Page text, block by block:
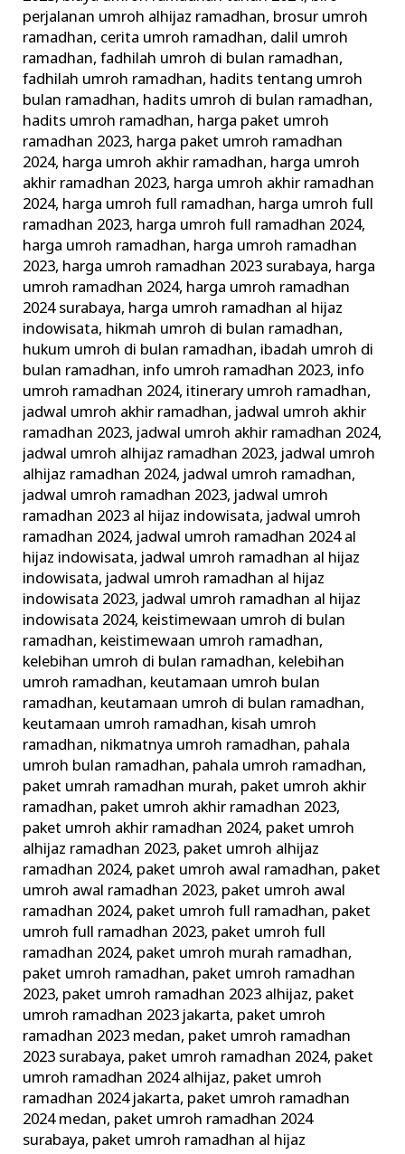
perjalanan umroh alhijaz ramadhan, brosur umroh
ramadhan, cerita umroh ramadhan, dalil umroh
ramadhan,fadhilah umroh di bulan ramadhan,
fadhilah umroh ramadhan, hadits tentang umroh
bulan ramadhan, hadits umroh di bulan ramadhan,
hadits umroh ramadhan, harga paket umroh
ramadhan 2023, harga paket umroh ramadhan
2024, harga umroh akhir ramadhan, harga umroh
akhir ramadhan 2023, harga umroh akhir ramadhan
2024, harga umroh full ramadhan, harga umroh full
ramadhan 2023, harga umroh full ramadhan 2024,
harga umroh ramadhan, harga umroh ramadhan
2023, harga umroh ramadhan 2023 surabaya, harga
umroh ramadhan 2024, harga umroh ramadhan
2024 surabaya, harga umroh ramadhan al hijaz
indowisata, hikmah umroh di bulan ramadhan,
hukum umroh di bulan ramadhan, ibadah umroh di
bulan ramadhan, info umroh ramadhan 2023, info
umroh ramadhan 2024, itinerary umroh ramadhan,
jadwal umroh akhir ramadhan, jadwal umroh akhir
ramadhan 2023, jadwal umroh akhir ramadhan 2024,
jadwal umroh alhijaz ramadhan 2023, jadwal umroh
alhijaz ramadhan 2024, jadwal umroh ramadhan,
jadwal umroh ramadhan 2023, jadwal umroh
ramadhan 2023 al hijaz indowisata, jadwal umroh
ramadhan 2024, jadwal umroh ramadhan 2024 al
hijaz indowisata, jadwal umroh ramadhan al hijaz
indowisata, jadwal umroh ramadhan al hijaz
indowisata 2023, jadwal umroh ramadhan al hijaz
indowisata 2024, keistimewaan umroh di bulan
ramadhan, keistimewaan umroh ramadhan,
kelebihan umroh di bulan ramadhan, kelebihan
umroh ramadhan, keutamaan umroh bulan
ramadhan, keutamaan umroh di bulan ramadhan,
keutamaan umroh ramadhan, kisah umroh
ramadhan, nikmatnya umroh ramadhan, pahala
umroh bulan ramadhan, pahala umroh ramadhan,
paket umrah ramadhan murah, paket umroh akhir
ramadhan, paket umroh akhir ramadhan 2023,
paket umroh akhir ramadhan 2024, paket umroh
alhijaz ramadhan 2023, paket umroh alhijaz
ramadhan 2024, paket umroh awal ramadhan, paket
umroh awal ramadhan 2023, paket umroh awal
ramadhan 2024, paket umroh full ramadhan, paket
umroh full ramadhan 2023, paket umroh full
ramadhan 2024, paket umroh murah ramadhan,
paket umroh ramadhan, paket umroh ramadhan
2023, paket umroh ramadhan 2023 alhijaz, paket
umroh ramadhan 2023 jakarta, paket umroh
ramadhan 2023 medan, paket umroh ramadhan
2023 surabaya, paket umroh ramadhan 2024, paket
umroh ramadhan 2024 alhijaz, paket umroh
ramadhan 2024 jakarta, paket umroh ramadhan
2024 medan, paket umroh ramadhan 2024
surabaya, paket umroh ramadhan al hijaz